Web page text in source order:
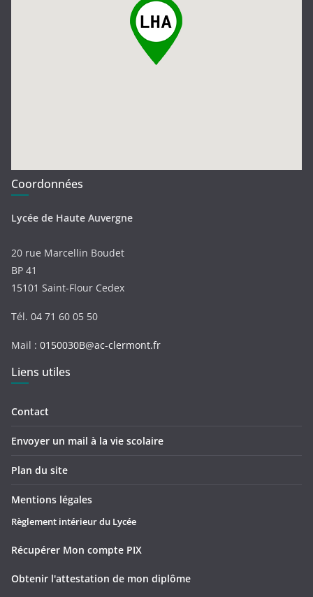
Coordonnées
Lycée de Haute Auvergne
20 rue Marcellin Boudet
BP 41
15101 Saint-Flour Cedex
Tél. 04 71 60 05 50
Mail : 0150030B@ac-clermont.fr
Liens utiles
Contact
Envoyer un mail à la vie scolaire
Plan du site
Mentions légales
Règlement intérieur du Lycée
Récupérer Mon compte PIX
Obtenir l'attestation de mon diplôme